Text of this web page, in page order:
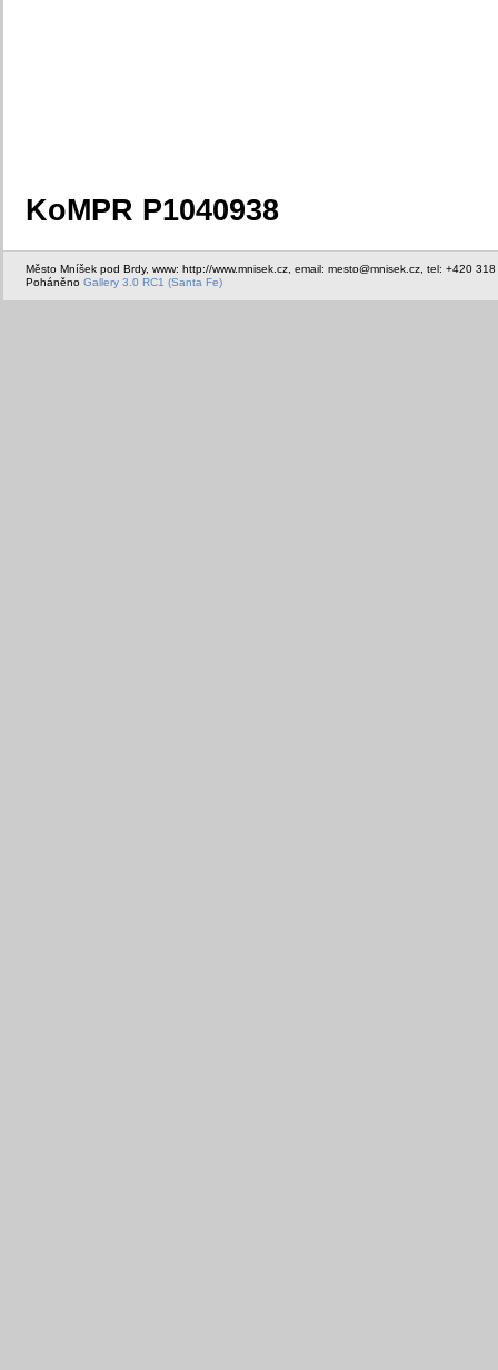
KoMPR P1040938
Město Mníšek pod Brdy, www: http://www.mnisek.cz, email: mesto@mnisek.cz, tel: +420
Poháněno Gallery 3.0 RC1 (Santa Fe)